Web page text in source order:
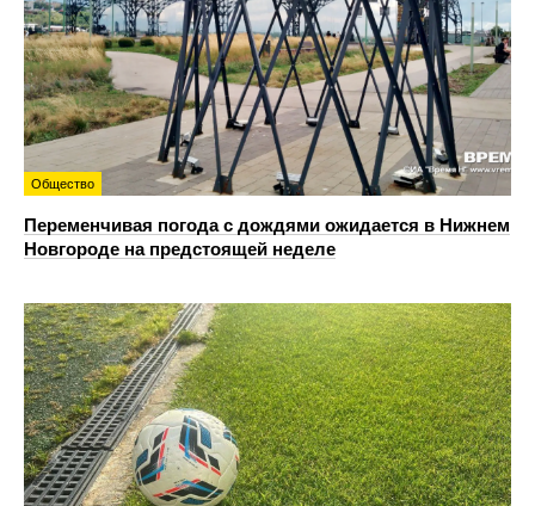
Общество
Переменчивая погода с дождями ожидается в Нижнем
Новгороде на предстоящей неделе